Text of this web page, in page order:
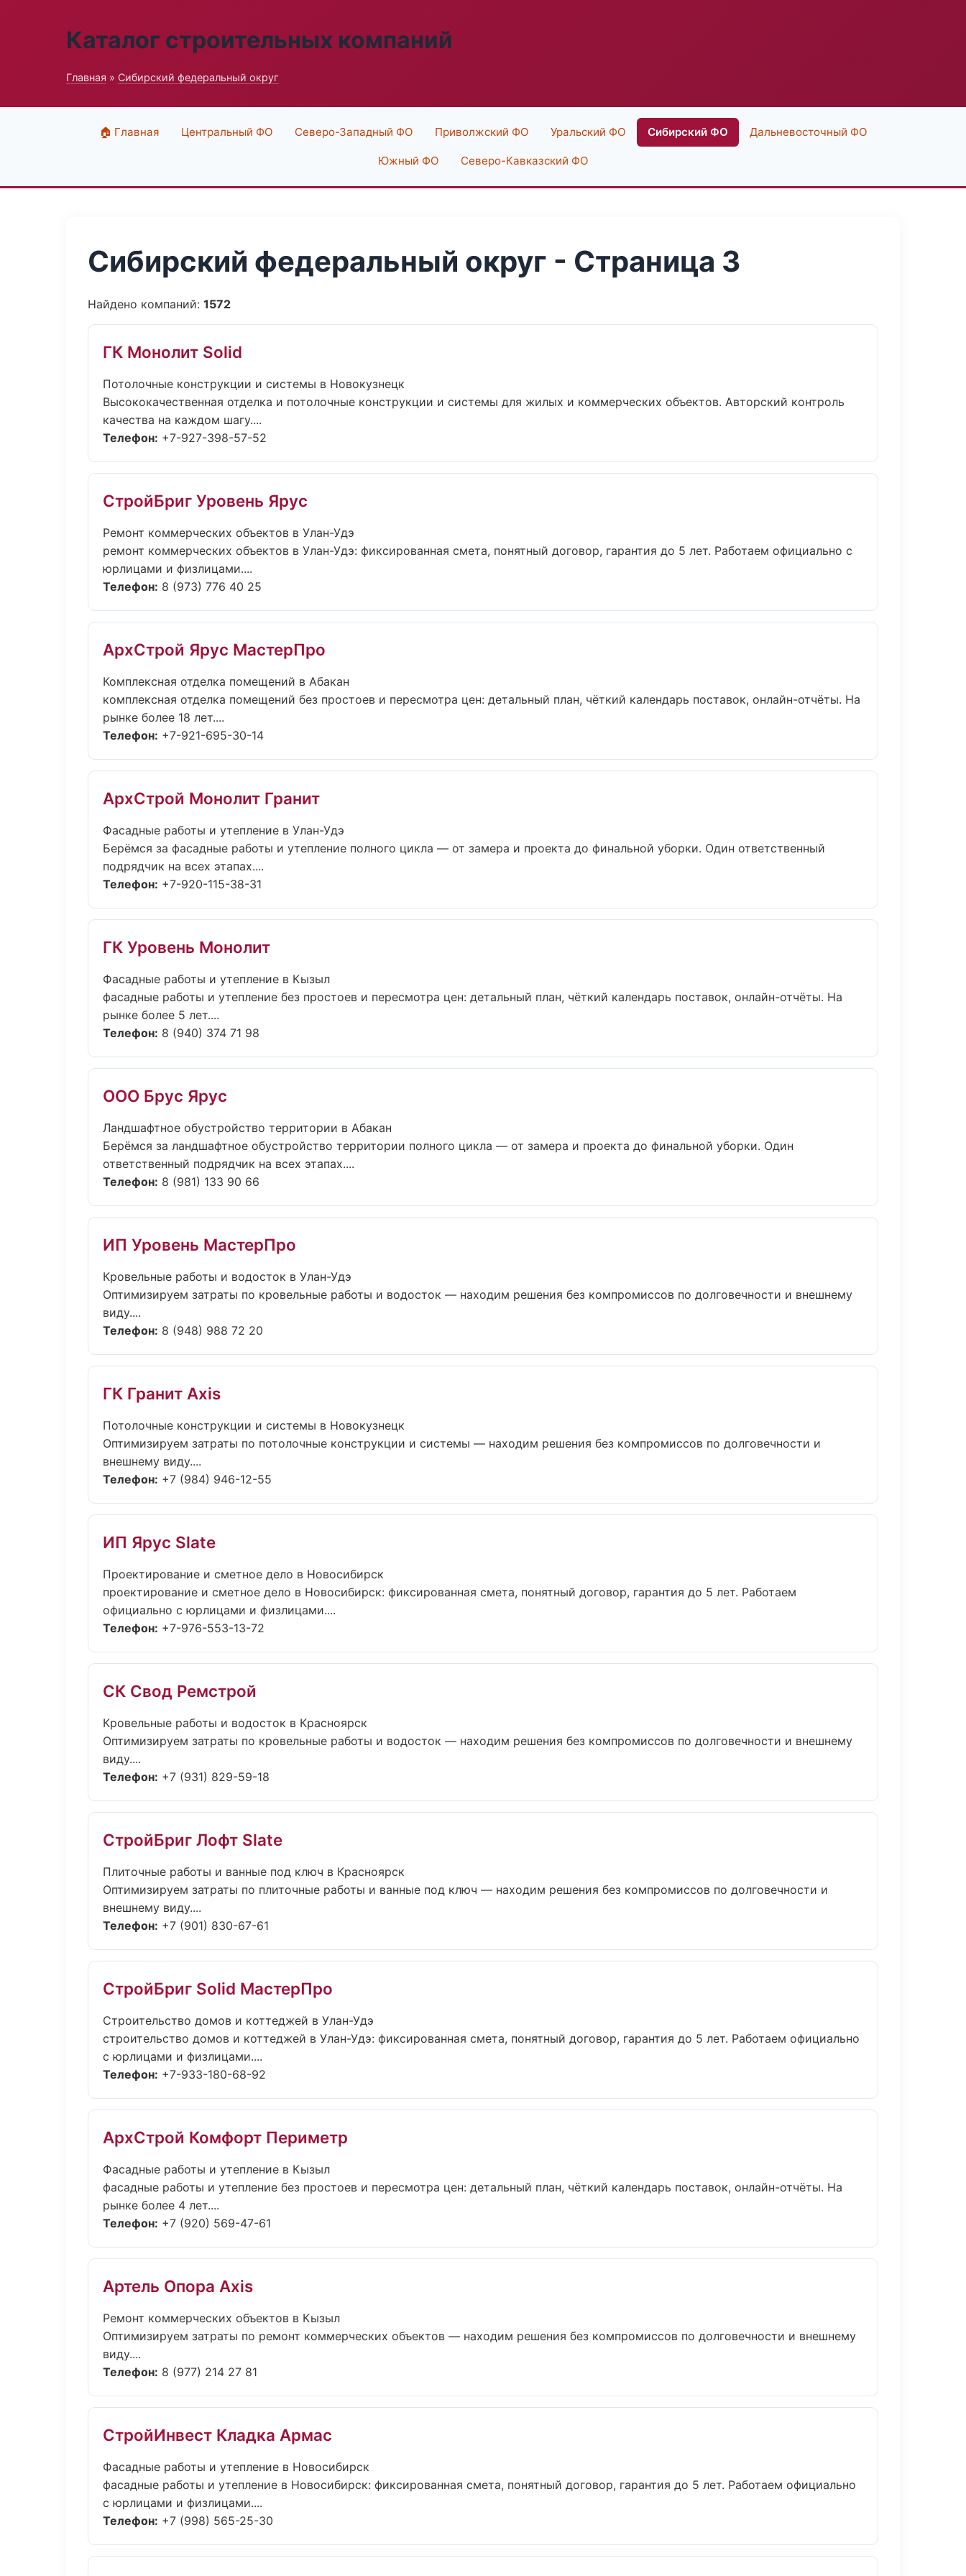
Каталог строительных компаний
Главная » Сибирский федеральный округ
🏠 Главная Центральный ФО Северо-Западный ФО Приволжский ФО Уральский ФО Сибирский ФО Дальневосточный ФО
Южный ФО Северо-Кавказский ФО
Сибирский федеральный округ - Страница 3
Найдено компаний: 1572
ГК Монолит Solid
Потолочные конструкции и системы в Новокузнецк
Высококачественная отделка и потолочные конструкции и системы для жилых и коммерческих объектов. Авторский контроль
качества на каждом шагу....
Телефон: +7-927-398-57-52
СтройБриг Уровень Ярус
Ремонт коммерческих объектов в Улан-Удэ
ремонт коммерческих объектов в Улан-Удэ: фиксированная смета, понятный договор, гарантия до 5 лет. Работаем официально с
юрлицами и физлицами....
Телефон: 8 (973) 776 40 25
АрхСтрой Ярус МастерПро
Комплексная отделка помещений в Абакан
комплексная отделка помещений без простоев и пересмотра цен: детальный план, чёткий календарь поставок, онлайн-отчёты. На
рынке более 18 лет....
Телефон: +7-921-695-30-14
АрхСтрой Монолит Гранит
Фасадные работы и утепление в Улан-Удэ
Берёмся за фасадные работы и утепление полного цикла — от замера и проекта до финальной уборки. Один ответственный
подрядчик на всех этапах....
Телефон: +7-920-115-38-31
ГК Уровень Монолит
Фасадные работы и утепление в Кызыл
фасадные работы и утепление без простоев и пересмотра цен: детальный план, чёткий календарь поставок, онлайн-отчёты. На
рынке более 5 лет....
Телефон: 8 (940) 374 71 98
ООО Брус Ярус
Ландшафтное обустройство территории в Абакан
Берёмся за ландшафтное обустройство территории полного цикла — от замера и проекта до финальной уборки. Один
ответственный подрядчик на всех этапах....
Телефон: 8 (981) 133 90 66
ИП Уровень МастерПро
Кровельные работы и водосток в Улан-Удэ
Оптимизируем затраты по кровельные работы и водосток — находим решения без компромиссов по долговечности и внешнему
виду....
Телефон: 8 (948) 988 72 20
ГК Гранит Axis
Потолочные конструкции и системы в Новокузнецк
Оптимизируем затраты по потолочные конструкции и системы — находим решения без компромиссов по долговечности и
внешнему виду....
Телефон: +7 (984) 946-12-55
ИП Ярус Slate
Проектирование и сметное дело в Новосибирск
проектирование и сметное дело в Новосибирск: фиксированная смета, понятный договор, гарантия до 5 лет. Работаем
официально с юрлицами и физлицами....
Телефон: +7-976-553-13-72
СК Свод Ремстрой
Кровельные работы и водосток в Красноярск
Оптимизируем затраты по кровельные работы и водосток — находим решения без компромиссов по долговечности и внешнему
виду....
Телефон: +7 (931) 829-59-18
СтройБриг Лофт Slate
Плиточные работы и ванные под ключ в Красноярск
Оптимизируем затраты по плиточные работы и ванные под ключ — находим решения без компромиссов по долговечности и
внешнему виду....
Телефон: +7 (901) 830-67-61
СтройБриг Solid МастерПро
Строительство домов и коттеджей в Улан-Удэ
строительство домов и коттеджей в Улан-Удэ: фиксированная смета, понятный договор, гарантия до 5 лет. Работаем официально
с юрлицами и физлицами....
Телефон: +7-933-180-68-92
АрхСтрой Комфорт Периметр
Фасадные работы и утепление в Кызыл
фасадные работы и утепление без простоев и пересмотра цен: детальный план, чёткий календарь поставок, онлайн-отчёты. На
рынке более 4 лет....
Телефон: +7 (920) 569-47-61
Артель Опора Axis
Ремонт коммерческих объектов в Кызыл
Оптимизируем затраты по ремонт коммерческих объектов — находим решения без компромиссов по долговечности и внешнему
виду....
Телефон: 8 (977) 214 27 81
СтройИнвест Кладка Армас
Фасадные работы и утепление в Новосибирск
фасадные работы и утепление в Новосибирск: фиксированная смета, понятный договор, гарантия до 5 лет. Работаем официально
с юрлицами и физлицами....
Телефон: +7 (998) 565-25-30